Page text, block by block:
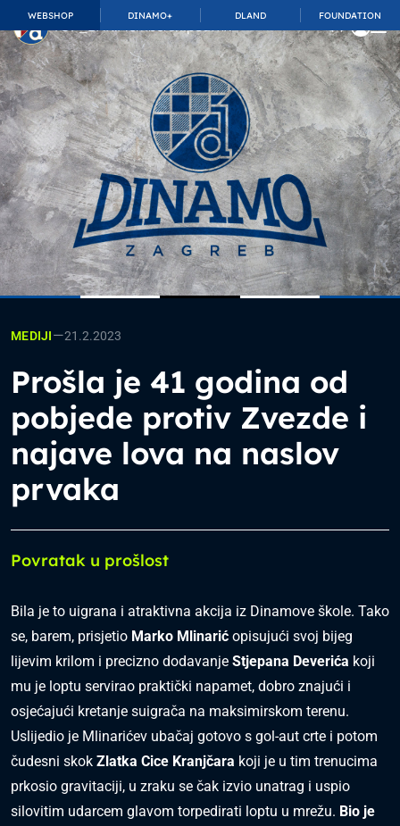
WEBSHOP DINAMO+ DLAND FOUNDATION
TOP_BAR.MembershipSuffix
MEDIJI—21.2.2023
Prošla je 41 godina od
pobjede protiv Zvezde i
najave lova na naslov
prvaka
Povratak u prošlost
Bila je to uigrana i atraktivna akcija iz Dinamove škole. Tako
se, barem, prisjetio Marko Mlinarić opisujući svoj bijeg
lijevim krilom i precizno dodavanje Stjepana Deverića koji
mu je loptu servirao praktički napamet, dobro znajući i
osjećajući kretanje suigrača na maksimirskom terenu.
Uslijedio je Mlinarićev ubačaj gotovo s gol-aut crte i potom
čudesni skok Zlatka Cice Kranjčara koji je u tim trenucima
prkosio gravitaciji, u zraku se čak izvio unatrag i uspio
silovitim udarcem glavom torpedirati loptu u mrežu. Bio je